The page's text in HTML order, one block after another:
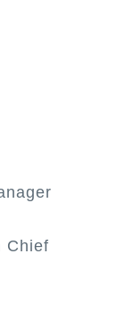
Chief